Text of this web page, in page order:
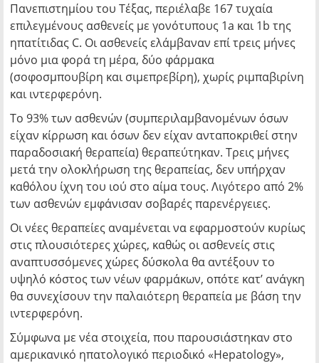
Πανεπιστημίου του Τέξας, περιέλαβε 167 τυχαία
επιλεγμένους ασθενείς με γονότυπους 1a και 1b της
ηπατίτιδας C. Οι ασθενείς ελάμβαναν επί τρεις μήνες
μόνο μια φορά τη μέρα, δύο φάρμακα
(σοφοσμπουβίρη και σιμεπρεβίρη), χωρίς ριμπαβιρίνη
και ιντερφερόνη.
Το 93% των ασθενών (συμπεριλαμβανομένων όσων
είχαν κίρρωση και όσων δεν είχαν ανταποκριθεί στην
παραδοσιακή θεραπεία) θεραπεύτηκαν. Τρεις μήνες
μετά την ολοκλήρωση της θεραπείας, δεν υπήρχαν
καθόλου ίχνη του ιού στο αίμα τους. Λιγότερο από 2%
των ασθενών εμφάνισαν σοβαρές παρενέργειες.
Οι νέες θεραπείες αναμένεται να εφαρμοστούν κυρίως
στις πλουσιότερες χώρες, καθώς οι ασθενείς στις
αναπτυσσόμενες χώρες δύσκολα θα αντέξουν το
υψηλό κόστος των νέων φαρμάκων, οπότε κατ’ ανάγκη
θα συνεχίσουν την παλαιότερη θεραπεία με βάση την
ιντερφερόνη.
Σύμφωνα με νέα στοιχεία, που παρουσιάστηκαν στο
αμερικανικό ηπατολογικό περιοδικό «Hepatology»,